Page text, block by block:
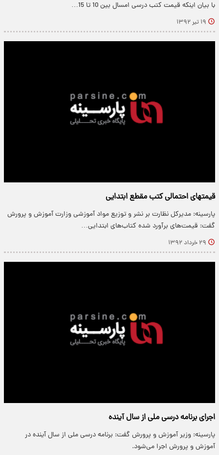
با بیان اینکه قیمت کتب درسی امسال بین 10 تا 15…
۱۹ تیر ۱۳۹۲
قیمتهای احتمالی کتب‌ مقطع ابتدایی
پارسینه: مدیرکل نظارت بر نشر و توزیع مواد آموزشی وزارت آموزش و پرورش
گفت: قیمت‌های برآورد شده کتاب‌های ابتدایی…
۲۹ خرداد ۱۳۹۲
اجرای برنامه درسی ملی از سال آینده
پارسینه: وزیر آموزش و پرورش گفت: برنامه درسی ملی از سال آینده در
آموزش و پرورش اجرا می‌شود.